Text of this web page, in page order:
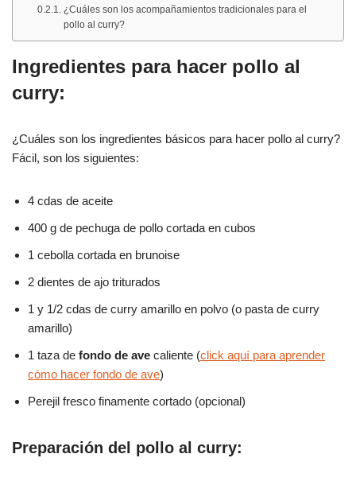
¿Cuáles son los acompañamientos tradicionales para el
pollo al curry?
Ingredientes para hacer pollo al
curry:
¿Cuáles son los ingredientes básicos para hacer pollo al curry?
Fácil, son los siguientes:
4 cdas de aceite
400 g de pechuga de pollo cortada en cubos
1 cebolla cortada en brunoise
2 dientes de ajo triturados
1 y 1/2 cdas de curry amarillo en polvo (o pasta de curry
amarillo)
1 taza de fondo de ave caliente (click aquí para aprender
cómo hacer fondo de ave)
Perejil fresco finamente cortado (opcional)
Preparación del pollo al curry: